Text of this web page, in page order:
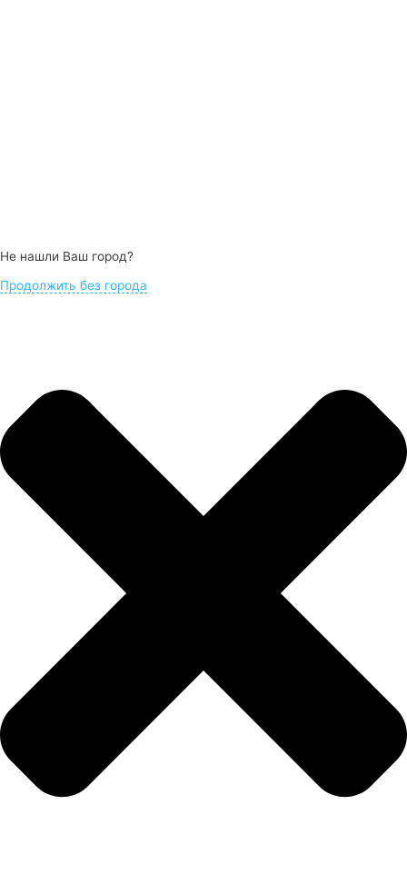
Не нашли Ваш город?
Продолжить без города